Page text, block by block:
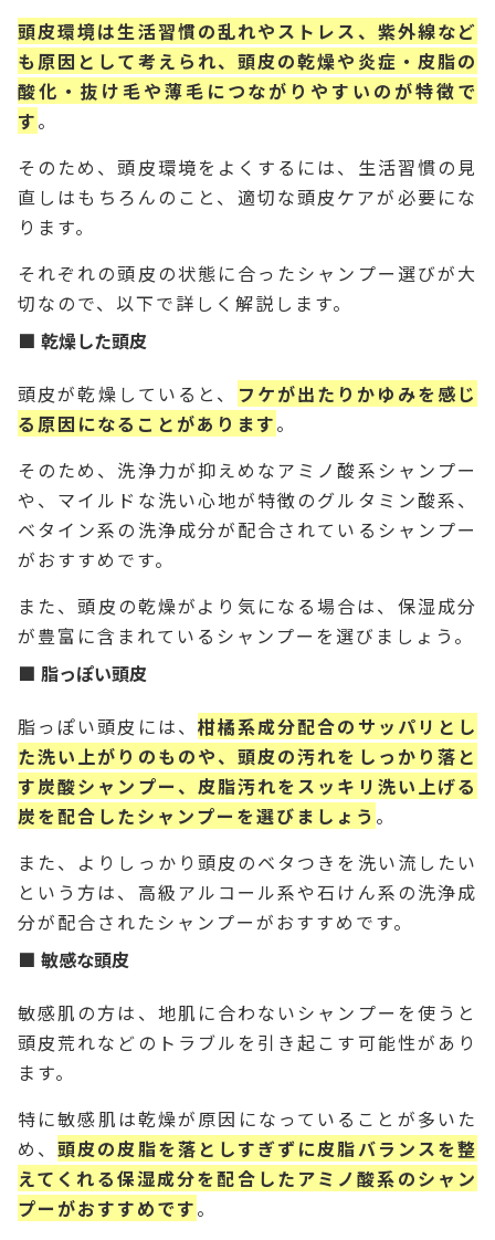
頭皮環境は生活習慣の乱れやストレス、紫外線など
も原因として考えられ、頭皮の乾燥や炎症・皮脂の
酸化・抜け毛や薄毛につながりやすいのが特徴で
す。
そのため、頭皮環境をよくするには、生活習慣の見
直しはもちろんのこと、適切な頭皮ケアが必要にな
ります。
それぞれの頭皮の状態に合ったシャンプー選びが大
切なので、以下で詳しく解説します。
乾燥した頭皮
頭皮が乾燥していると、
フケが出たりかゆみを感じ
る原因になることがあります。
そのため、洗浄力が抑えめなアミノ酸系シャンプー
や、マイルドな洗い心地が特徴のグルタミン酸系、
ベタイン系の洗浄成分が配合されているシャンプー
がおすすめです。
また、頭皮の乾燥がより気になる場合は、保湿成分
が豊富に含まれているシャンプーを選びましょう。
脂っぽい頭皮
脂っぽい頭皮には、 柑橘系成分配合のサッパリとし
た洗い上がりのものや、頭皮の汚れをしっかり落と
す炭酸シャンプー、皮脂汚れをスッキリ洗い上げる
炭を配合したシャンプーを選びましょう 。
また、よりしっかり頭皮のベタつきを洗い流したい
という方は、高級アルコール系や石けん系の洗浄成
分が配合されたシャンプーがおすすめです。
敏感な頭皮
敏感肌の方は、地肌に合わないシャンプーを使うと
頭皮荒れなどのトラブルを引き起こす可能性があり
ます。
特に敏感肌は乾燥が原因になっていることが多いた
め、頭皮の皮脂を落としすぎずに皮脂バランスを整
えてくれる保湿成分を配合したアミノ酸系のシャン
プーがおすすめです。